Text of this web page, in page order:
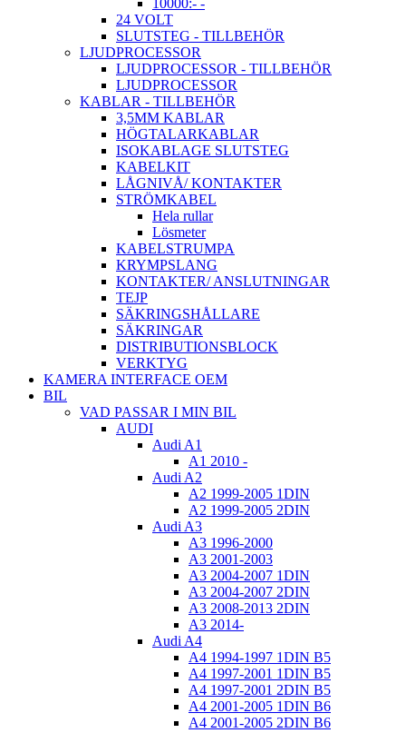
24 VOLT
SLUTSTEG - TILLBEHÖR
LJUDPROCESSOR
LJUDPROCESSOR - TILLBEHÖR
LJUDPROCESSOR
KABLAR - TILLBEHÖR
3,5MM KABLAR
HÖGTALARKABLAR
ISOKABLAGE SLUTSTEG
KABELKIT
LÅGNIVÅ/ KONTAKTER
STRÖMKABEL
Hela rullar
Lösmeter
KABELSTRUMPA
KRYMPSLANG
KONTAKTER/ ANSLUTNINGAR
TEJP
SÄKRINGSHÅLLARE
SÄKRINGAR
DISTRIBUTIONSBLOCK
VERKTYG
KAMERA INTERFACE OEM
BIL
VAD PASSAR I MIN BIL
AUDI
Audi A1
A1 2010 -
Audi A2
A2 1999-2005 1DIN
A2 1999-2005 2DIN
Audi A3
A3 1996-2000
A3 2001-2003
A3 2004-2007 1DIN
A3 2004-2007 2DIN
A3 2008-2013 2DIN
A3 2014-
Audi A4
A4 1994-1997 1DIN B5
A4 1997-2001 1DIN B5
A4 1997-2001 2DIN B5
A4 2001-2005 1DIN B6
A4 2001-2005 2DIN B6